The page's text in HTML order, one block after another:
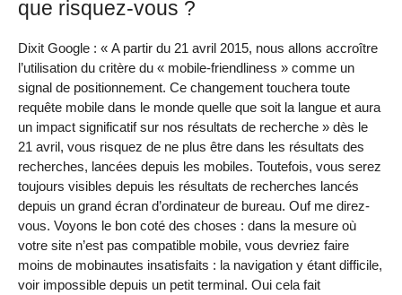
que risquez-vous ?
Dixit Google : « A partir du 21 avril 2015, nous allons accroître
l’utilisation du critère du « mobile-friendliness » comme un
signal de positionnement. Ce changement touchera toute
requête mobile dans le monde quelle que soit la langue et aura
un impact significatif sur nos résultats de recherche » dès le
21 avril, vous risquez de ne plus être dans les résultats des
recherches, lancées depuis les mobiles. Toutefois, vous serez
toujours visibles depuis les résultats de recherches lancés
depuis un grand écran d’ordinateur de bureau. Ouf me direz-
vous. Voyons le bon coté des choses : dans la mesure où
votre site n’est pas compatible mobile, vous devriez faire
moins de mobinautes insatisfaits : la navigation y étant difficile,
voir impossible depuis un petit terminal. Oui cela fait